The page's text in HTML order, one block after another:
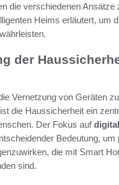
die verschiedenen Ansätze
Heims erläutert, um
der
Vernetzung von Geräten
die Haussicherheit ein
Der Fokus auf
Bedeutung, um
die mit Smart
sind.